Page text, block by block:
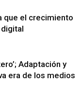
que el crecimiento
Adaptación y
era de los medios